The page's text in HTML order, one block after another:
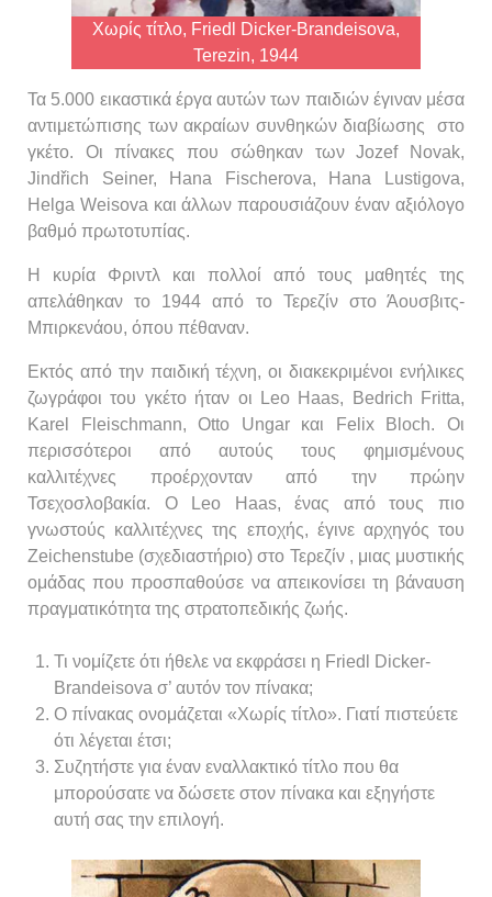
Χωρίς τίτλο, Friedl Dicker-Brandeisova,
Terezin, 1944
Τα 5.000 εικαστικά έργα αυτών των παιδιών έγιναν μέσα
αντιμετώπισης των ακραίων συνθηκών διαβίωσης στο
γκέτο. Οι πίνακες που σώθηκαν των Jozef Novak,
Jindřich Seiner, Hana Fischerova, Hana Lustigova,
Helga Weisova και άλλων παρουσιάζουν έναν αξιόλογο
βαθμό πρωτοτυπίας.
Η κυρία Φριντλ και πολλοί από τους μαθητές της
απελάθηκαν το 1944 από το Τερεζίν στο Άουσβιτς-
Μπιρκενάου, όπου πέθαναν.
Εκτός από την παιδική τέχνη, οι διακεκριμένοι ενήλικες
ζωγράφοι του γκέτο ήταν οι Leo Haas, Bedrich Fritta,
Karel Fleischmann, Otto Ungar και Felix Bloch. Οι
περισσότεροι από αυτούς τους φημισμένους
καλλιτέχνες προέρχονταν από την πρώην
Τσεχοσλοβακία. Ο Leo Haas, ένας από τους πιο
γνωστούς καλλιτέχνες της εποχής, έγινε αρχηγός του
Zeichenstube (σχεδιαστήριο) στο Τερεζίν , μιας μυστικής
ομάδας που προσπαθούσε να απεικονίσει τη βάναυση
πραγματικότητα της στρατοπεδικής ζωής.
Τι νομίζετε ότι ήθελε να εκφράσει η Friedl Dicker-
Brandeisova σ’ αυτόν τον πίνακα;
Ο πίνακας ονομάζεται «Χωρίς τίτλο». Γιατί πιστεύετε
ότι λέγεται έτσι;
Συζητήστε για έναν εναλλακτικό τίτλο που θα
μπορούσατε να δώσετε στον πίνακα και εξηγήστε
αυτή σας την επιλογή.